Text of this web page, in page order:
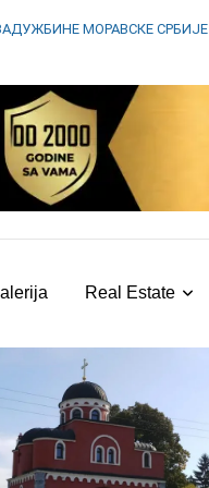
МОРАВСКЕ СРБИЈЕ
Real Estate